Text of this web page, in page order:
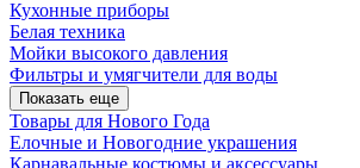
Кухонные приборы
Белая техника
Мойки высокого давления
Фильтры и умягчители для воды
Показать еще
Товары для Нового Года
Елочные и Новогодние украшения
Карнавальные костюмы и аксессуары